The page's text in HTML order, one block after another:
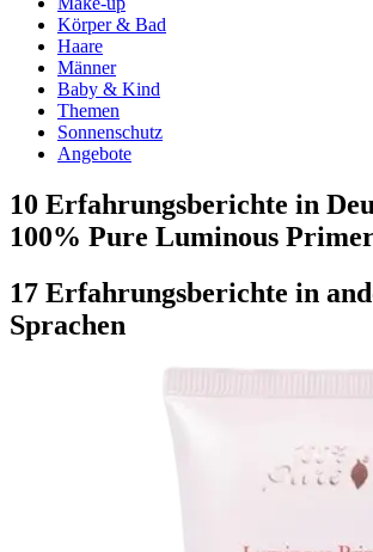
Körper & Bad
Haare
Männer
Baby & Kind
Themen
Sonnenschutz
Angebote
10 Erfahrungsberichte in
100% Pure Luminous
17 Erfahrungsberichte in
Sprachen